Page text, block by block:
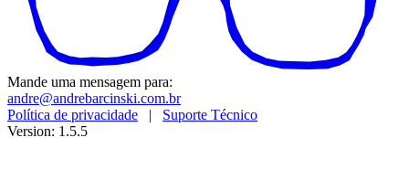
Mande uma mensagem para:
andre@andrebarcinski.com.br
Política de privacidade | Suporte Técnico
Version: 1.5.5